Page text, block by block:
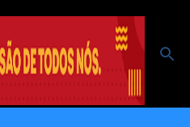
principal